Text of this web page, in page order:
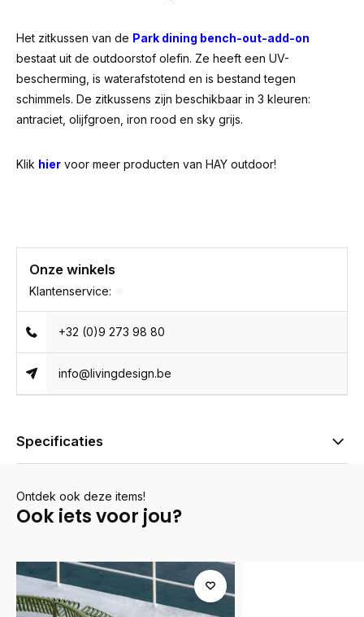
Het zitkussen van de Park dining bench-out-add-on
bestaat uit de outdoorstof olefin. Ze heeft een UV-
bescherming, is waterafstotend en is bestand tegen
schimmels. De zitkussens zijn beschikbaar in 3 kleuren:
antraciet, olijfgroen, iron rood en sky grijs.
Klik hier voor meer producten van HAY outdoor!
Onze winkels
Klantenservice:
+32 (0)9 273 98 80
info@livingdesign.be
Specificaties
Ontdek ook deze items!
Ook iets voor jou?